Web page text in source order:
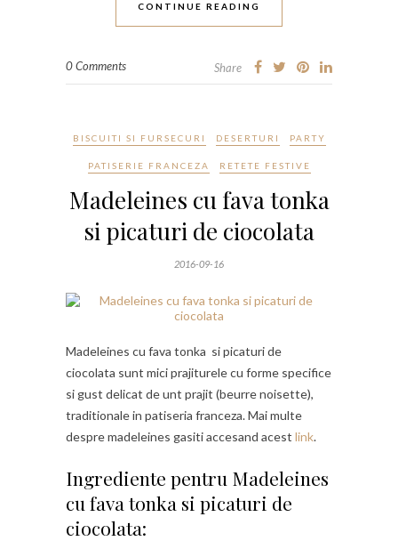
CONTINUE READING
0 Comments Share
BISCUITI SI FURSECURI DESERTURI PARTY
PATISERIE FRANCEZA RETETE FESTIVE
Madeleines cu fava tonka
si picaturi de ciocolata
2016-09-16
Madeleines cu fava tonka si picaturi de
ciocolata sunt mici prajiturele cu forme specifice
si gust delicat de unt prajit (beurre noisette),
traditionale in patiseria franceza. Mai multe
despre madeleines gasiti accesand acest link.
Ingrediente pentru Madeleines
cu fava tonka si picaturi de
ciocolata: